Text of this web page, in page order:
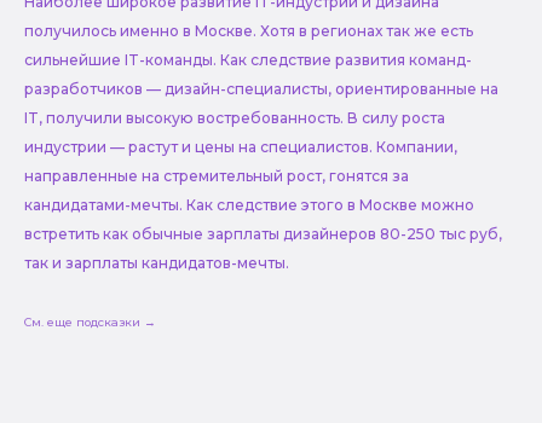
получилось именно в Москве. Хотя в регионах так же есть
сильнейшие IT-команды. Как следствие развития команд-
разработчиков — дизайн-специалисты, ориентированные на
IT, получили высокую востребованность. В силу роста
индустрии — растут и цены на специалистов. Компании,
направленные на стремительный рост, гонятся за
кандидатами-мечты. Как следствие этого в Москве можно
встретить как обычные зарплаты дизайнеров 80-250 тыс руб,
так и зарплаты кандидатов-мечты.
См. еще подсказки →